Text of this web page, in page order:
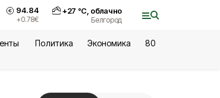
94.84
+0.78€
+27 °С, облачно
Белгород
Политика Экономика
80